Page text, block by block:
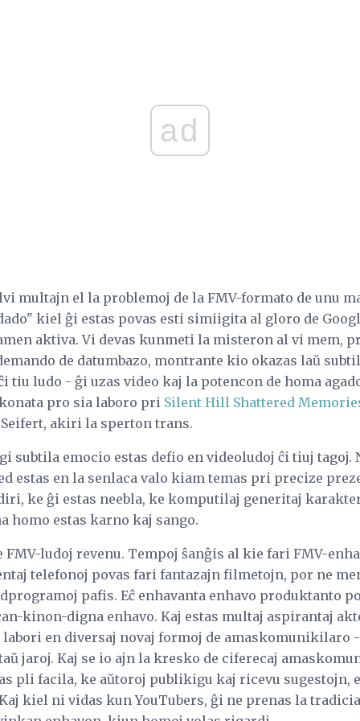
ad
multajn el la problemoj de la FMV-formato de unu
kiel ĝi estas povas esti simiigita al gloro de
aktiva. Vi devas kunmeti la misteron al vi mem,
de datumbazo, montrante kio okazas laŭ
tiu ludo - ĝi uzas video kaj la potencon de homa
pro sia laboro pri Silent Hill Shattered
akiri la sperton trans.
subtila emocio estas defio en videoludoj ĉi tiuj tagoj.
estas en la senlaca valo kiam temas pri precize
ke ĝi estas neebla, ke komputilaj generitaj
homo estas karno kaj sango.
FMV-ludoj revenu. Tempoj ŝanĝis al kie fari FMV-
telefonoj povas fari fantazajn filmetojn, por ne
pafis. Eĉ enhavanta enhavo produktanto
kinon-digna enhavo. Kaj estas multaj aspirantaj
en diversaj novaj formoj de amaskomunikilaro
jaroj. Kaj se io ajn la kresko de ciferecaj
pli facila, ke aŭtoroj publikigu kaj ricevu sugestojn,
kiel ni vidas kun YouTubers, ĝi ne prenas la